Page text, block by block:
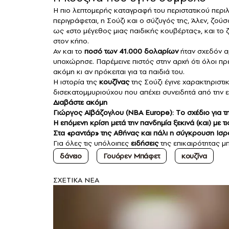
Η πιο λεπτομερής καταγραφή του περιστατικού
περιγράφεται, η Σούζι και ο σύζυγός της, Άλεν,
ως «στο μέγεθος μιας παιδικής κουβέρτας», και
στον κήπο.
Αν και το ποσό των 41.000 δολαρίωνήταν σχεδόν
υποχώρησε. Παρέμεινε πιστός στην αρχή ότι όλοι
ακόμη κι αν πρόκειται για τα παιδιά του.
Η ιστορία της κουζίναςτης Σούζι έγινε
δισεκατομμυριούχου που απέχει συνειδητά από την
Διαβάστε ακόμη
Γιώργος Αϊβάζογλου (ΝΒΑ Europe): Tο σχέδιο για
Η επόμενη κρίση μετά την πανδημία ξεκινά (και) με
Στα «ραντάρ» της Αθήνας και πάλι η σύγκρουση
Για όλες τις υπόλοιπες ειδήσειςτης επικαιρότητας
δάνειο
Γουόρεν Μπάφετ κουζίνα
ΣXETIKA NEA